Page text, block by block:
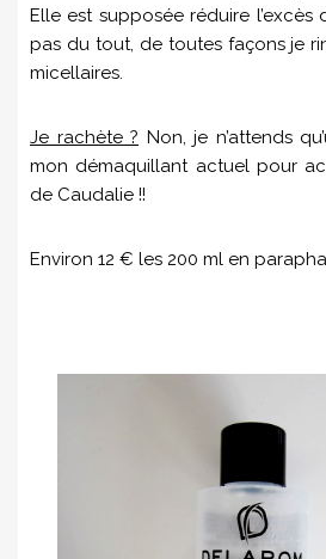
Elle est supposée réduire l’excès
pas du tout, de toutes façons je
micellaires.
Je rachète ? Non, je n’attends
mon démaquillant actuel pour
de Caudalie !!
Environ 12 € les 200 ml en